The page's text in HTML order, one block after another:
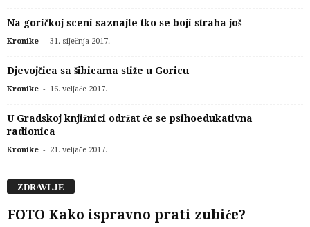
Na goričkoj sceni saznajte tko se boji straha još
Kronike - 31. siječnja 2017.
Djevojčica sa šibicama stiže u Goricu
Kronike - 16. veljače 2017.
U Gradskoj knjižnici održat će se psihoedukativna
radionica
Kronike - 21. veljače 2017.
ZDRAVLJE
FOTO Kako ispravno prati zubiće?